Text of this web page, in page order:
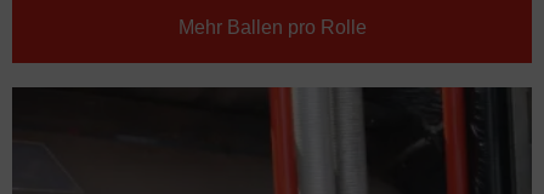
Mehr Ballen pro Rolle